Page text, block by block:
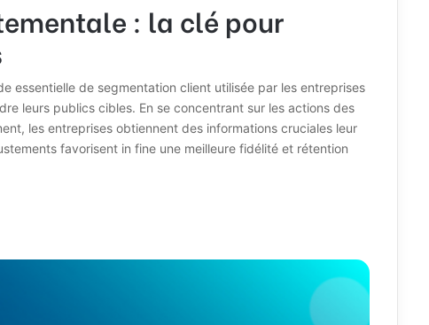
: la clé pour
essentielle de segmentation client utilisée par les entreprises
leurs publics cibles. En se concentrant sur les actions des
les entreprises obtiennent des informations cruciales leur
favorisent in fine une meilleure fidélité et rétention